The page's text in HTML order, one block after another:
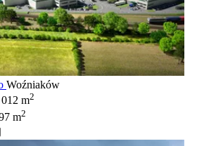
Woźniaków
m2
m2